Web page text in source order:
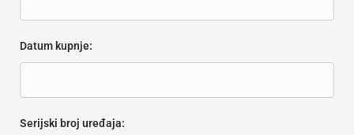
Datum kupnje:
Serijski broj uređaja: